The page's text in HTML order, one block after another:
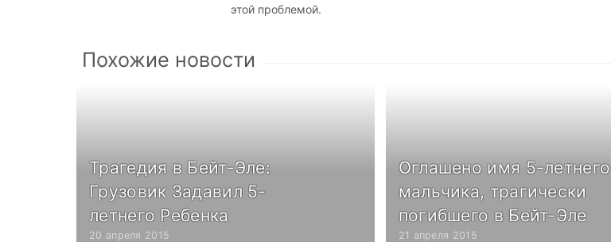
этой проблемой.
Похожие новости
Трагедия в Бейт-Эле:
Грузовик Задавил 5-
летнего Ребенка
20 апреля 2015
Оглашено имя 5-летнего
мальчика, трагически
погибшего в Бейт-Эле
21 апреля 2015